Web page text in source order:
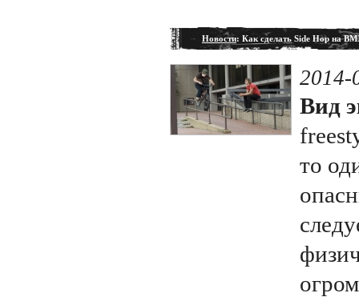
Новости: Как сделать Side Hop на
2014-
Вид
то